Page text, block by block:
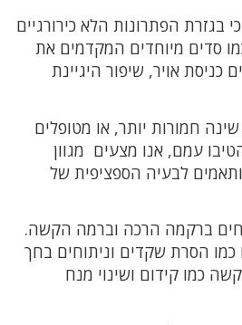
בגזרת הפתרונות הלא כירורגיים
סדים מיוחדים המקדמים את
אויר, שיפור היגיינת
חמורות יותר, או מטופלים
עמם, אנו מצעים מגוון
לבעיה הספציפית של
ברקמה הרכה וברמה הקשה.
הסרת שקדים וניתוחים בחך
כמו קידום ושינוי מנח